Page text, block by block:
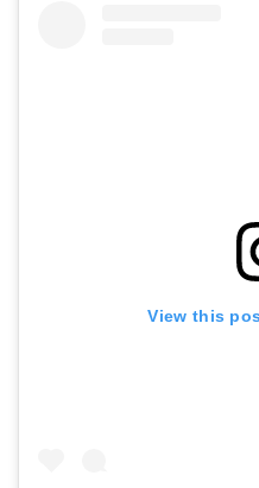
View this